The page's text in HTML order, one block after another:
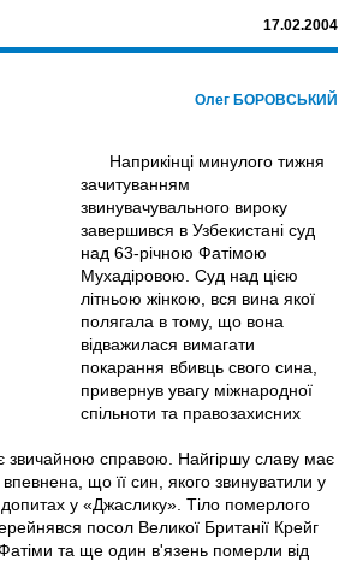
17.02.2004
Олег БОРОВСЬКИЙ
Наприкінці минулого тижня
зачитуванням
звинувачувального вироку
завершився в Узбекистані суд
над 63-річною Фатімою
Мухадіровою. Суд над цією
літньою жінкою, вся вина якої
полягала в тому, що вона
відважилася вимагати
покарання вбивць свого сина,
привернув увагу міжнародної
спільноти та правозахисних
звичайною справою. Найгіршу славу має
що її син, якого звинуватили у
допитах у «Джаслику». Тіло померлого
посол Великої Британії Крейг
та ще один в'язень померли від